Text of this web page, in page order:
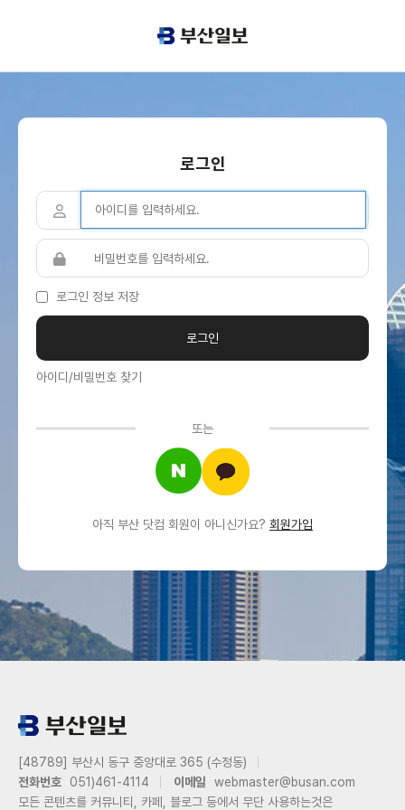
로그인
로그인 정보 저장
아이디/비밀번호 찾기
또는
아직 부산 닷컴 회원이 아니신가요? 회원가입
[48789] 부산시 동구 중앙대로 365 (수정동)
전화번호
051)461-4114 이메일
webmaster@busan.com
모든 콘텐츠를 커뮤니티, 카페, 블로그 등에서 무단 사용하는것은